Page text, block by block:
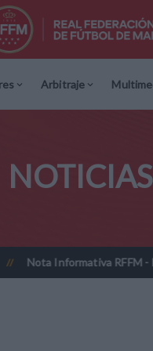
Arbitraje
NOTICIAS
RFFM - Implantación